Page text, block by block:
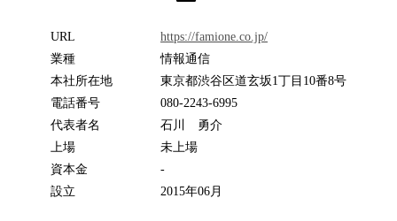
URL
https://famione.co.jp/
業種
情報通信
本社所在地
東京都渋谷区道玄坂1丁目10番8号
電話番号
080-2243-6995
代表者名
石川 勇介
上場
未上場
資本金
-
設立
2015年06月